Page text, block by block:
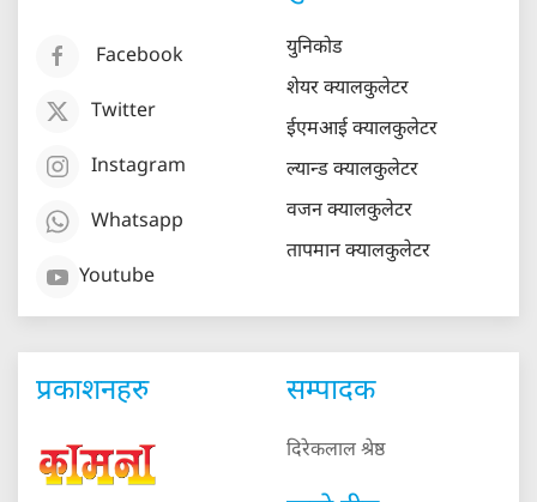
Facebook
Twitter
Instagram
Whatsapp
Youtube
युनिकोड
शेयर क्यालकुलेटर
ईएमआई क्यालकुलेटर
ल्यान्ड क्यालकुलेटर
वजन क्यालकुलेटर
तापमान क्यालकुलेटर
प्रकाशनहरु सम्पादक
दिरेकलाल श्रेष्ठ